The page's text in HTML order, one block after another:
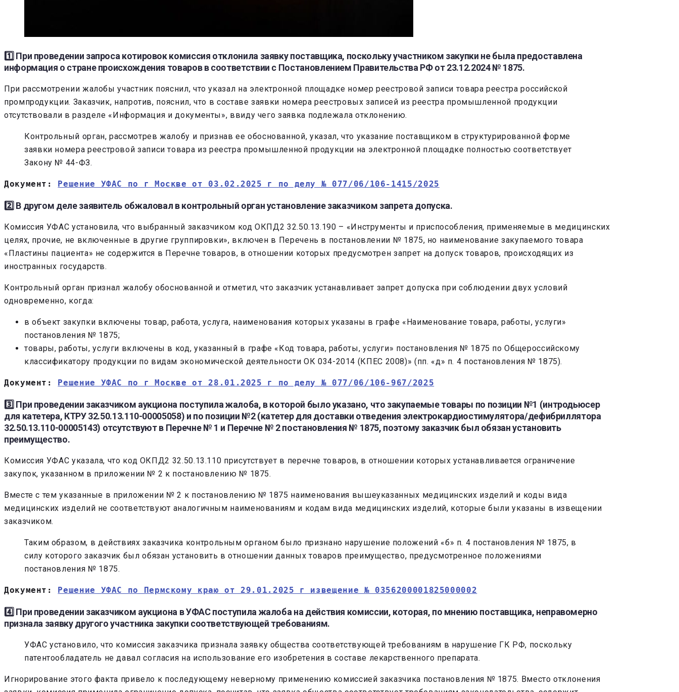
1️⃣ При проведении запроса котировок комиссия отклонила заявку поставщика, поскольку участником закупки не была предоставлена
информация о стране происхождения товаров в соответствии с Постановлением Правительства РФ от 23.12.2024 № 1875.
При рассмотрении жалобы участник пояснил, что указал на электронной площадке номер реестровой записи товара реестра российской
промпродукции. Заказчик, напротив, пояснил, что в составе заявки номера реестровых записей из реестра промышленной продукции
отсутствовали в разделе «Информация и документы», ввиду чего заявка подлежала отклонению.
Контрольный орган, рассмотрев жалобу и признав ее обоснованной, указал, что указание поставщиком в структурированной форме
заявки номера реестровой записи товара из реестра промышленной продукции на электронной площадке полностью соответствует
Закону № 44-ФЗ.
Документ: Решение УФАС по г Москве от 03.02.2025 г по делу № 077/06/106-1415/2025
2️⃣ В другом деле заявитель обжаловал в контрольный орган установление заказчиком запрета допуска.
Комиссия УФАС установила, что выбранный заказчиком код ОКПД2 32.50.13.190 – «Инструменты и приспособления, применяемые в медицинских
целях, прочие, не включенные в другие группировки», включен в Перечень в постановлении № 1875, но наименование закупаемого товара
«Пластины пациента» не содержится в Перечне товаров, в отношении которых предусмотрен запрет на допуск товаров, происходящих из
иностранных государств.
Контрольный орган признал жалобу обоснованной и отметил, что заказчик устанавливает запрет допуска при соблюдении двух условий
одновременно, когда:
в объект закупки включены товар, работа, услуга, наименования которых указаны в графе «Наименование товара, работы, услуги»
постановления № 1875;
товары, работы, услуги включены в код, указанный в графе «Код товара, работы, услуги» постановления № 1875 по Общероссийскому
классификатору продукции по видам экономической деятельности ОК 034-2014 (КПЕС 2008)» (пп. «д» п. 4 постановления № 1875).
Документ: Решение УФАС по г Москве от 28.01.2025 г по делу № 077/06/106-967/2025
3️⃣ При проведении заказчиком аукциона поступила жалоба, в которой было указано, что закупаемые товары по позиции №1 (интродьюсер
для катетера, КТРУ 32.50.13.110-00005058) и по позиции №2 (катетер для доставки отведения электрокардиостимулятора/дефибриллятора
32.50.13.110-00005143) отсутствуют в Перечне № 1 и Перечне № 2 постановления № 1875, поэтому заказчик был обязан установить
преимущество.
Комиссия УФАС указала, что код ОКПД2 32.50.13.110 присутствует в перечне товаров, в отношении которых устанавливается ограничение
закупок, указанном в приложении № 2 к постановлению № 1875.
Вместе с тем указанные в приложении № 2 к постановлению № 1875 наименования вышеуказанных медицинских изделий и коды вида
медицинских изделий не соответствуют аналогичным наименованиям и кодам вида медицинских изделий, которые были указаны в извещении
заказчиком.
Таким образом, в действиях заказчика контрольным органом было признано нарушение положений «б» п. 4 постановления № 1875, в
силу которого заказчик был обязан установить в отношении данных товаров преимущество, предусмотренное положениями
постановления № 1875.
Документ: Решение УФАС по Пермскому краю от 29.01.2025 г извещение № 0356200001825000002
4️⃣ При проведении заказчиком аукциона в УФАС поступила жалоба на действия комиссии, которая, по мнению поставщика, неправомерно
признала заявку другого участника закупки соответствующей требованиям.
УФАС установило, что комиссия заказчика признала заявку общества соответствующей требованиям в нарушение ГК РФ, поскольку
патентообладатель не давал согласия на использование его изобретения в составе лекарственного препарата.
Игнорирование этого факта привело к последующему неверному применению комиссией заказчика постановления № 1875. Вместо отклонения